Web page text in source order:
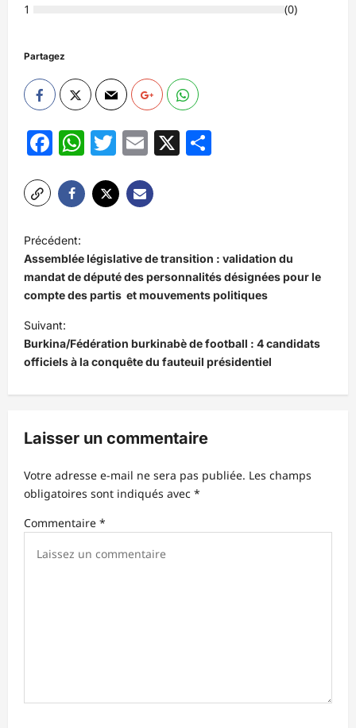
1
(0)
Partagez
Facebook
WhatsApp
Twitter
Email
X
N
a
v
i
g
a
o
d
’
a
Précédent:
Assemblée législative de transition : validation du
mandat de député des personnalités désignées pour le
compte des partis et mouvements politiques
Suivant:
Burkina/Fédération burkinabè de football : 4 candidats
officiels à la conquête du fauteuil présidentiel
Laisser un commentaire
Votre adresse e-mail ne sera pas publiée. Les champs
obligatoires sont indiqués avec *
Commentaire *